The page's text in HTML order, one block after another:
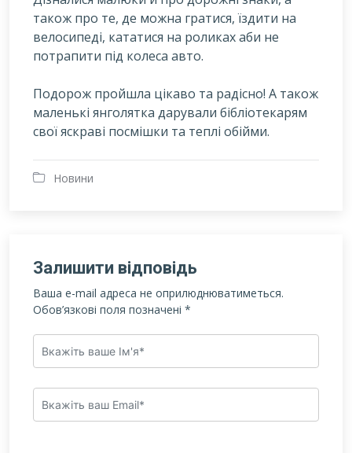
також про те, де можна гратися, їздити на
велосипеді, кататися на роликах аби не
потрапити під колеса авто.
Подорож пройшла цікаво та радісно! А також
маленькі янголятка дарували бібліотекарям
свої яскраві посмішки та теплі обійми.
Новини
Залишити відповідь
Ваша e-mail адреса не оприлюднюватиметься.
Обов’язкові поля позначені *